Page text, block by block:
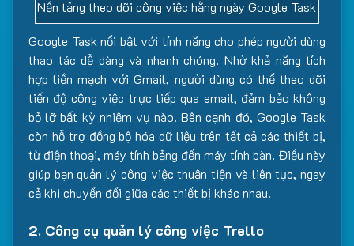
Nền tảng theo dõi công việc hằng ngày Google Task
Google Task nổi bật với tính năng cho phép người dùng
thao tác dễ dàng và nhanh chóng. Nhờ khả năng tích
hợp liền mạch với Gmail, người dùng có thể theo dõi
tiến độ công việc trực tiếp qua email, đảm bảo không
bỏ lỡ bất kỳ nhiệm vụ nào. Bên cạnh đó, Google Task
còn hỗ trợ đồng bộ hóa dữ liệu trên tất cả các thiết bị,
từ điện thoại, máy tính bảng đến máy tính bàn. Điều này
giúp bạn quản lý công việc thuận tiện và liên tục, ngay
cả khi chuyển đổi giữa các thiết bị khác nhau.
2. Công cụ quản lý công việc Trello